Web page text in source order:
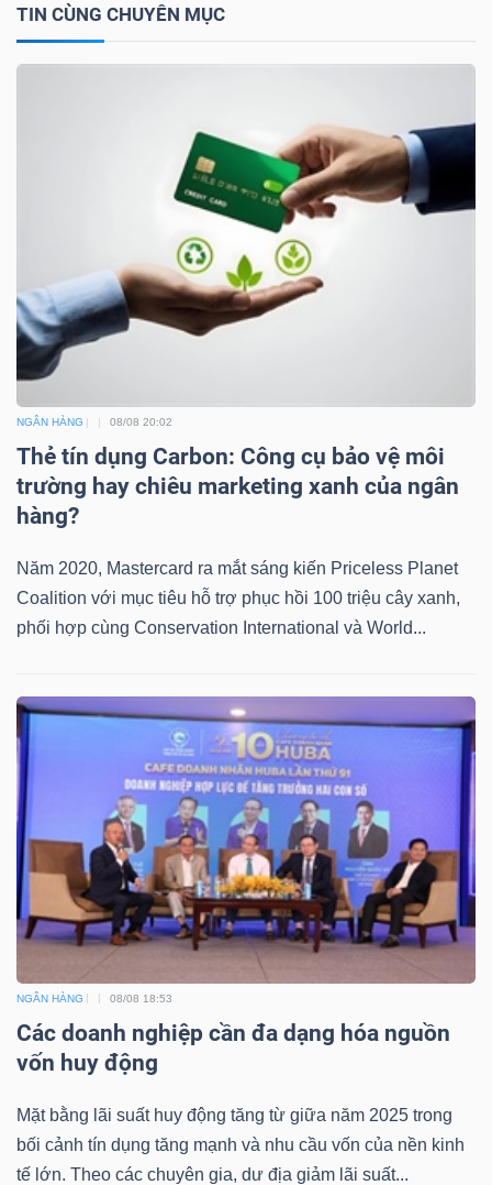
TIN CÙNG CHUYÊN MỤC
NGÂN HÀNG 08/08 20:02
Thẻ tín dụng Carbon: Công cụ bảo vệ môi
trường hay chiêu marketing xanh của ngân
hàng?
Năm 2020, Mastercard ra mắt sáng kiến Priceless Planet
Coalition với mục tiêu hỗ trợ phục hồi 100 triệu cây xanh,
phối hợp cùng Conservation International và World...
NGÂN HÀNG 08/08 18:53
Các doanh nghiệp cần đa dạng hóa nguồn
vốn huy động
Mặt bằng lãi suất huy động tăng từ giữa năm 2025 trong
bối cảnh tín dụng tăng mạnh và nhu cầu vốn của nền kinh
tế lớn. Theo các chuyên gia, dư địa giảm lãi suất...